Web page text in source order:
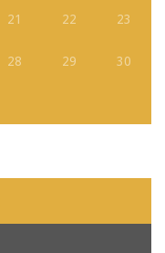
21 22 23
28 29 30